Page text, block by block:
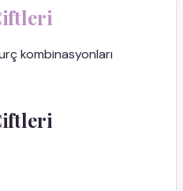
kombinasyonları